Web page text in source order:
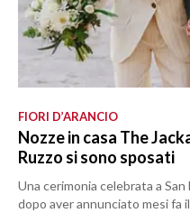
FIORI D’ARANCIO
Nozze in casa The
Ruzzo si sono sposati
Una cerimonia celebrata a
dopo aver annunciato mesi fa